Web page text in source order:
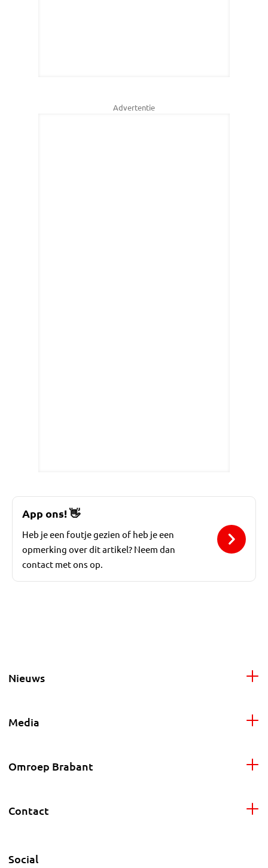
Advertentie
App ons!👋
Heb je een foutje gezien of heb je een
opmerking over dit artikel? Neem dan
contact met ons op.
Nieuws
Media
Omroep Brabant
Contact
Social